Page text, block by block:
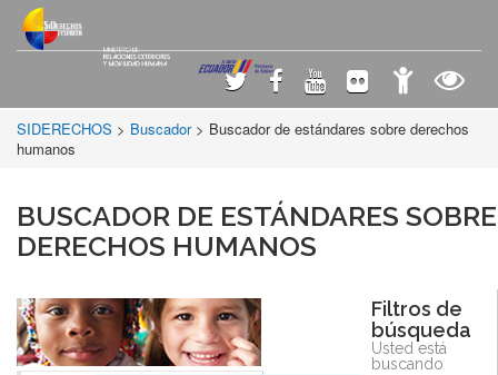
SIDERECHOS > Buscador > Buscador de estándares sobre derechos
humanos
BUSCADOR DE ESTÁNDARES SOBRE
DERECHOS HUMANOS
Filtros de
búsqueda
Usted está
buscando